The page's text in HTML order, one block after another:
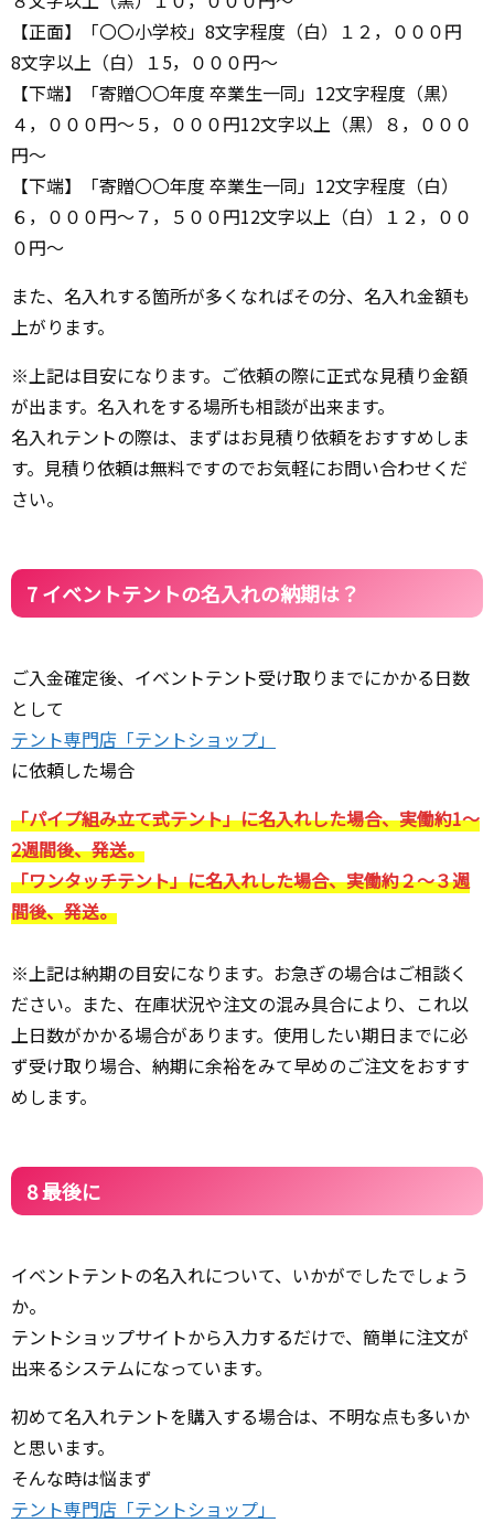
【正面】「〇〇小学校」8文字程度（白）１２，０００円
8文字以上（白）１5，０００円～
【下端】「寄贈〇〇年度 卒業生一同」12文字程度（黒）
４，０００円～５，０００円12文字以上（黒）８，０００
円～
【下端】「寄贈〇〇年度 卒業生一同」12文字程度（白）
６，０００円～７，５００円12文字以上（白）１２，００
０円～
また、名入れする箇所が多くなればその分、名入れ金額も
上がります。
※上記は目安になります。ご依頼の際に正式な見積り金額
が出ます。名入れをする場所も相談が出来ます。
名入れテントの際は、まずはお見積り依頼をおすすめしま
す。見積り依頼は無料ですのでお気軽にお問い合わせくだ
さい。
7 イベントテントの名入れの納期は？
ご入金確定後、イベントテント受け取りまでにかかる日数
として
テント専門店「テントショップ」
に依頼した場合
「パイプ組み立て式テント」に名入れした場合、実働約1～
2週間後、発送。
「ワンタッチテント」に名入れした場合、実働約２～３週
間後、発送。
※上記は納期の目安になります。お急ぎの場合はご相談く
ださい。また、在庫状況や注文の混み具合により、これ以
上日数がかかる場合があります。使用したい期日までに必
ず受け取り場合、納期に余裕をみて早めのご注文をおすす
めします。
8 最後に
イベントテントの名入れについて、いかがでしたでしょう
か。
テントショップサイトから入力するだけで、簡単に注文が
出来るシステムになっています。
初めて名入れテントを購入する場合は、不明な点も多いか
と思います。
そんな時は悩まず
テント専門店「テントショップ」